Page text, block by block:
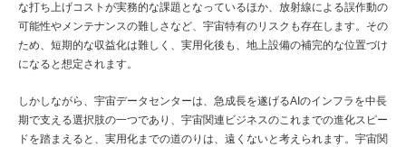
な打ち上げコストが実務的な課題となっているほか、放射線による誤作動の
可能性やメンテナンスの難しさなど、宇宙特有のリスクも存在します。その
ため、短期的な収益化は難しく、実用化後も、地上設備の補完的な位置づけ
になると想定されます。
しかしながら、宇宙データセンターは、急成長を遂げるAIのインフラを中長
期で支える選択肢の一つであり、宇宙関連ビジネスのこれまでの進化スピー
ドを踏まえると、実用化までの道のりは、遠くないと考えられます。宇宙関